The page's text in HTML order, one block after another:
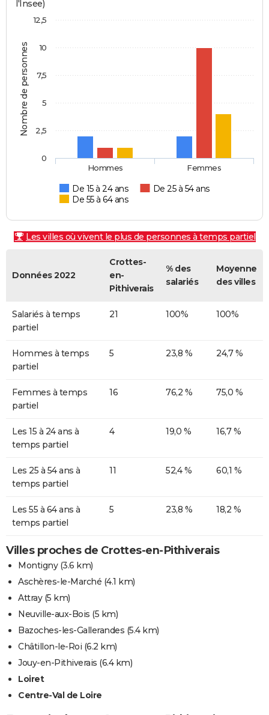
Nombre de personnes
l'Insee)
De 15 à 24 ans
De 25 à 54 ans
De 55 à 64 ans
Hommes Femmes
0
2,5
5
7,5
10
12,5
Les villes où vivent le plus de personnes à temps partiel
Données 2022
Crottes-
en-
Pithiverais
% des
salariés
Moyenne
des villes
Salariés à temps
partiel
21 100% 100%
Hommes à temps
partiel
5 23,8 % 24,7 %
Femmes à temps
partiel
16 76,2 % 75,0 %
Les 15 à 24 ans à
temps partiel
4 19,0 % 16,7 %
Les 25 à 54 ans à
temps partiel
11 52,4 % 60,1 %
Les 55 à 64 ans à
temps partiel
5 23,8 % 18,2 %
Villes proches de Crottes-en-Pithiverais
Montigny(3.6 km)
Aschères-le-Marché (4.1 km)
Attray(5 km)
Neuville-aux-Bois (5 km)
Bazoches-les-Gallerandes (5.4 km)
Châtillon-le-Roi (6.2 km)
Jouy-en-Pithiverais (6.4 km)
Loiret
Centre-Val de Loire